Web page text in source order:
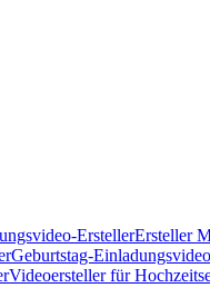
ErstellerErsteller
Geburtstag-
Videoersteller für